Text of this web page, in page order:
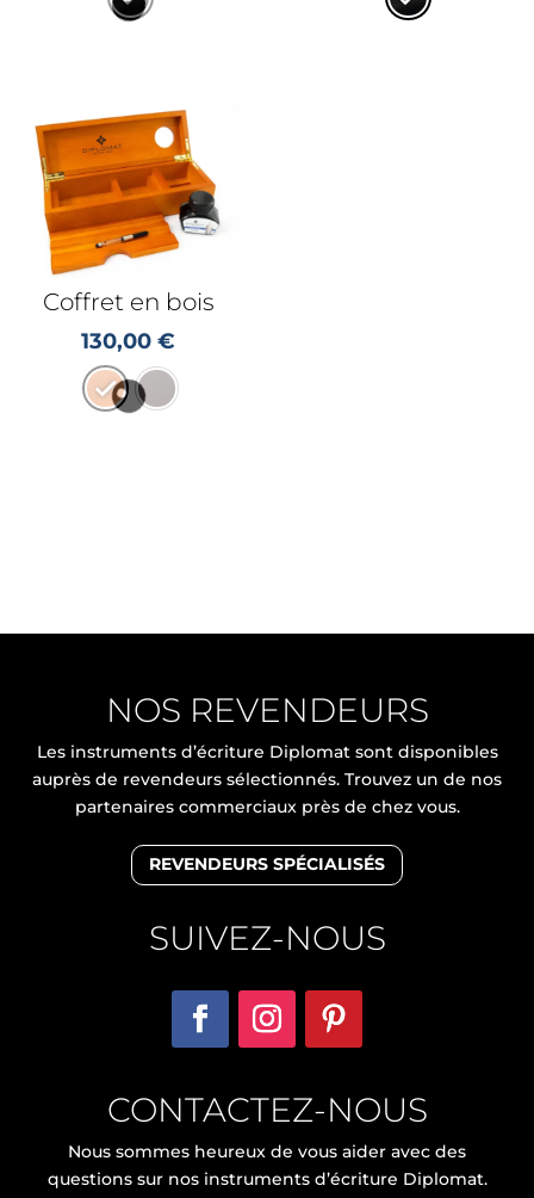
Coffret en bois
130,00€
NOS REVENDEURS
Les instruments d’écriture Diplomat sont disponibles
auprès de revendeurs sélectionnés. Trouvez un de nos
partenaires commerciaux près de chez vous.
REVENDEURS SPÉCIALISÉS
SUIVEZ-NOUS
CONTACTEZ-NOUS
Nous sommes heureux de vous aider avec des
questions sur nos instruments d’écriture Diplomat.